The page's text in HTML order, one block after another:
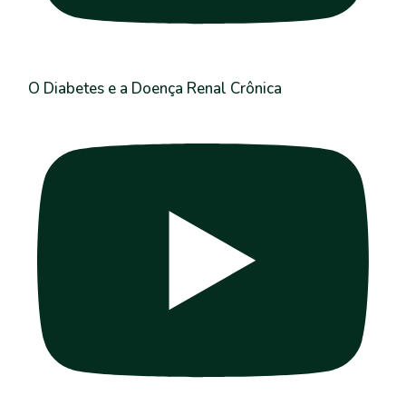
O Diabetes e a Doença Renal Crônica